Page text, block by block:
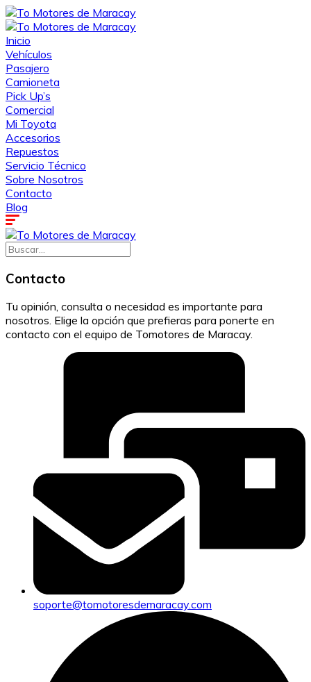
Inicio
Vehículos
Pasajero
Camioneta
Pick Up’s
Comercial
Mi Toyota
Accesorios
Repuestos
Servicio Técnico
Sobre Nosotros
Contacto
Blog
Contacto
Tu opinión, consulta o necesidad es importante para
nosotros. Elige la opción que prefieras para ponerte en
contacto con el equipo de Tomotores de Maracay.
soporte@tomotoresdemaracay.com